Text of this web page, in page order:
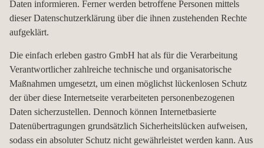
Daten informieren. Ferner werden betroffene Personen mittels
dieser Datenschutzerklärung über die ihnen zustehenden Rechte
aufgeklärt.
Die einfach erleben gastro GmbH hat als für die Verarbeitung
Verantwortlicher zahlreiche technische und organisatorische
Maßnahmen umgesetzt, um einen möglichst lückenlosen Schutz
der über diese Internetseite verarbeiteten personenbezogenen
Daten sicherzustellen. Dennoch können Internetbasierte
Datenübertragungen grundsätzlich Sicherheitslücken aufweisen,
sodass ein absoluter Schutz nicht gewährleistet werden kann. Aus